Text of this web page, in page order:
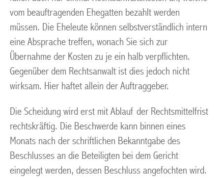
vom beauftragenden Ehegatten bezahlt werden
müssen. Die Eheleute können selbstverständlich intern
eine Absprache treffen, wonach Sie sich zur
Übernahme der Kosten zu je ein halb verpflichten.
Gegenüber dem Rechtsanwalt ist dies jedoch nicht
wirksam. Hier haftet allein der Auftraggeber.
Die Scheidung wird erst mit Ablauf der Rechtsmittelfrist
rechtskräftig. Die Beschwerde kann binnen eines
Monats nach der schriftlichen Bekanntgabe des
Beschlusses an die Beteiligten bei dem Gericht
eingelegt werden, dessen Beschluss angefochten wird.